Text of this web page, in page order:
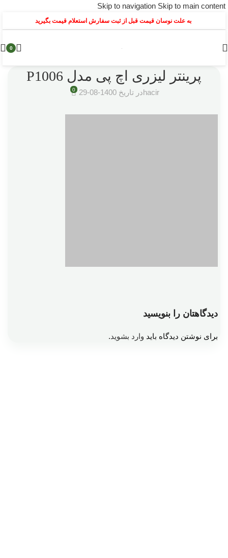
Skip to navigation Skip to main content
به علت نوسان قیمت قبل از ثبت سفارش استعلام قیمت بگیرید
0
پرینتر لیزری اچ پی مدل P1006
hacirدر تاریخ 1400-08-29 0
دیدگاهتان را بنویسید
برای نوشتن دیدگاه باید وارد بشوید.